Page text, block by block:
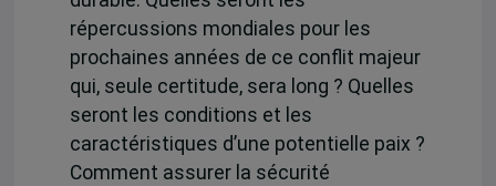
répercussions mondiales pour les
prochaines années de ce conflit majeur
qui, seule certitude, sera long ? Quelles
seront les conditions et les
caractéristiques d’une potentielle paix ?
Comment assurer la sécurité